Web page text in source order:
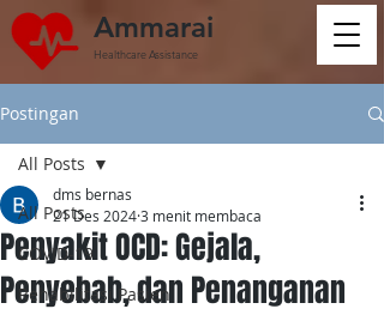
Ammarai
Healthcare Assistance
Postingan
All Posts
COVID-19
Rehabilitasi Pasien
All Posts
Penyakit OCD: Gejala,
Penyebab, dan Penanganan
dms bernas
21 Des 20243 menit membaca